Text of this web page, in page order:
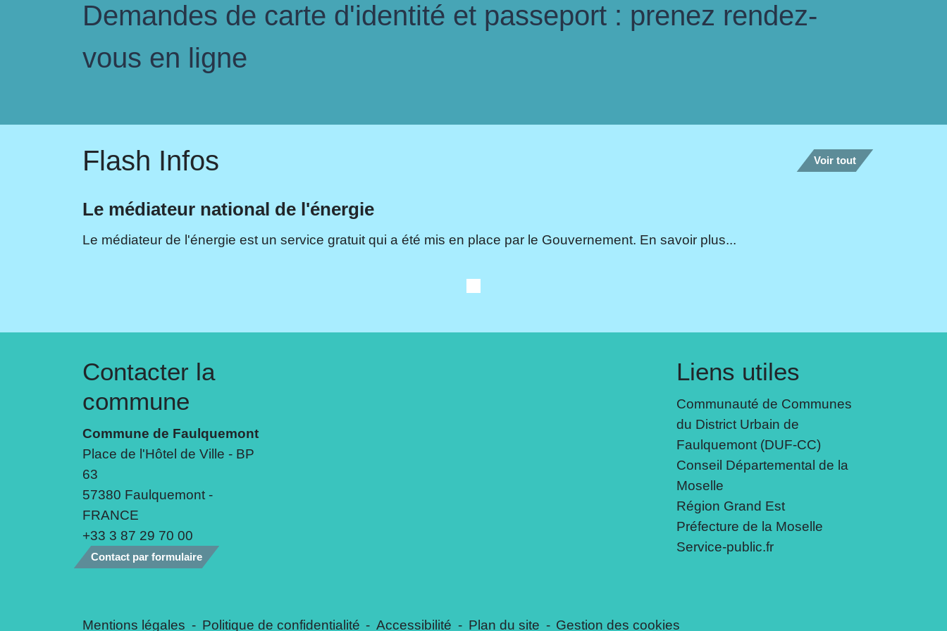
Demandes de carte d'identité et passeport : prenez rendez-
vous en ligne
Flash Infos Voir tout
Le médiateur national de l'énergie
Le médiateur de l'énergie est un service gratuit qui a été mis en place par le Gouvernement. En savoir plus...
Contacter la
commune
Commune de Faulquemont
Place de l'Hôtel de Ville - BP
63
57380 Faulquemont -
FRANCE
+33 3 87 29 70 00
Contact par formulaire
Liens utiles
Communauté de Communes
du District Urbain de
Faulquemont (DUF-CC)
Conseil Départemental de la
Moselle
Région Grand Est
Préfecture de la Moselle
Service-public.fr
Mentions légales - Politique de confidentialité - Accessibilité - Plan du site - Gestion des cookies